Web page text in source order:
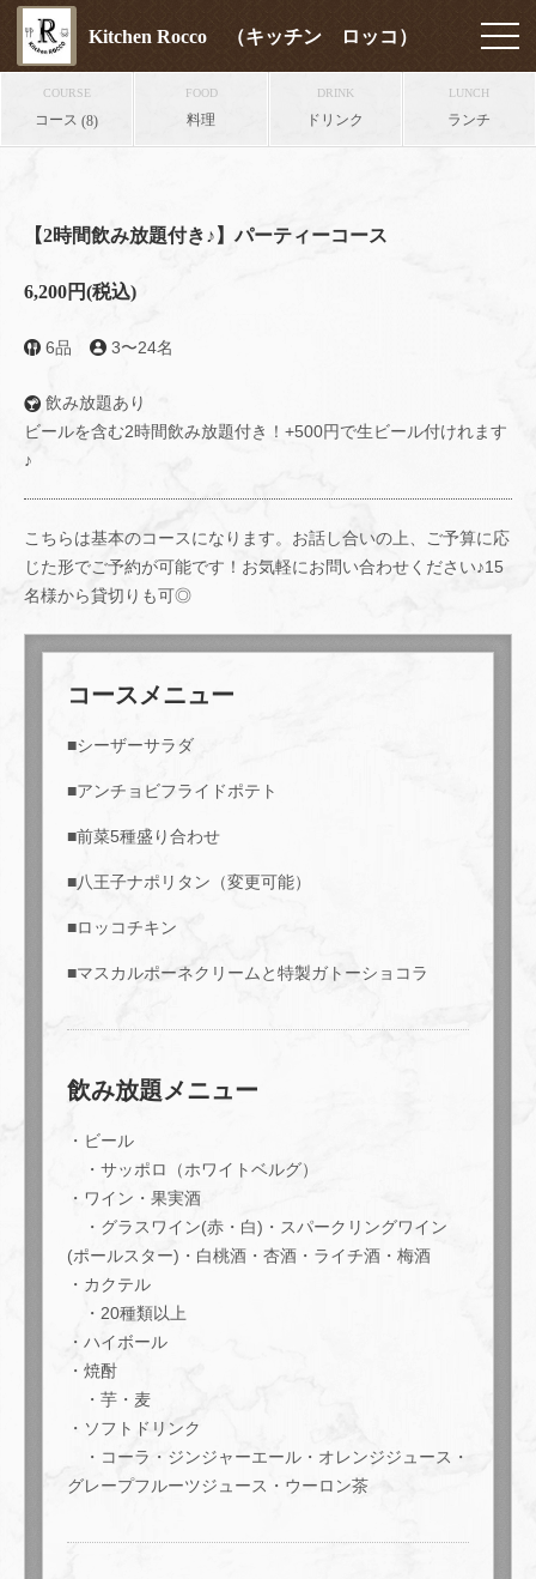
Kitchen Rocco （キッチン ロッコ）
COURSE
コース(8)
FOOD
料理
DRINK
ドリンク
LUNCH
ランチ
【2時間飲み放題付き♪】パーティーコース
6,200円(税込)
6品 3〜24名
飲み放題あり
ビールを含む2時間飲み放題付き！+500円で生ビール付けれます
♪
こちらは基本のコースになります。お話し合いの上、ご予算に応
じた形でご予約が可能です！お気軽にお問い合わせください♪15
名様から貸切りも可◎
コースメニュー
■シーザーサラダ
■アンチョビフライドポテト
■前菜5種盛り合わせ
■八王子ナポリタン（変更可能）
■ロッコチキン
■マスカルポーネクリームと特製ガトーショコラ
飲み放題メニュー
・ビール
・サッポロ（ホワイトベルグ）
・ワイン・果実酒
・グラスワイン(赤・白)・スパークリングワイン
(ポールスター)・白桃酒・杏酒・ライチ酒・梅酒
・カクテル
・20種類以上
・ハイボール
・焼酎
・芋・麦
・ソフトドリンク
・コーラ・ジンジャーエール・オレンジジュース・
グレープフルーツジュース・ウーロン茶
この店舗情報をシェアする